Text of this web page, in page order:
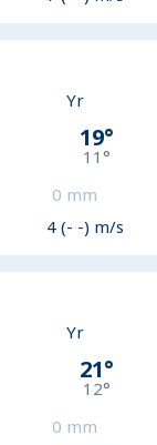
Yr
19°
11°
0 mm
4 (- -) m/s
Yr
21°
12°
0 mm